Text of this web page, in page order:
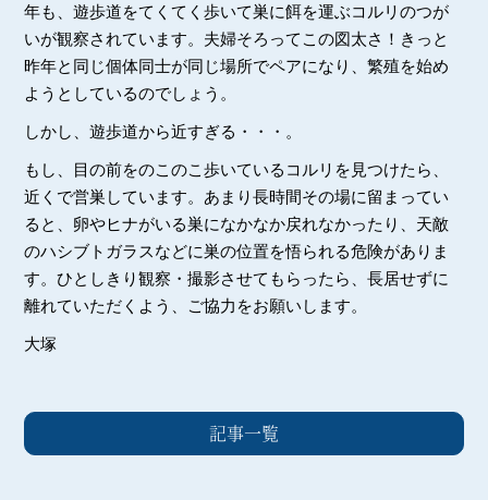
年も、遊歩道をてくてく歩いて巣に餌を運ぶコルリのつが
いが観察されています。夫婦そろってこの図太さ！きっと
昨年と同じ個体同士が同じ場所でペアになり、繁殖を始め
ようとしているのでしょう。
しかし、遊歩道から近すぎる・・・。
もし、目の前をのこのこ歩いているコルリを見つけたら、
近くで営巣しています。あまり長時間その場に留まってい
ると、卵やヒナがいる巣になかなか戻れなかったり、天敵
のハシブトガラスなどに巣の位置を悟られる危険がありま
す。ひとしきり観察・撮影させてもらったら、長居せずに
離れていただくよう、ご協力をお願いします。
大塚
記事一覧